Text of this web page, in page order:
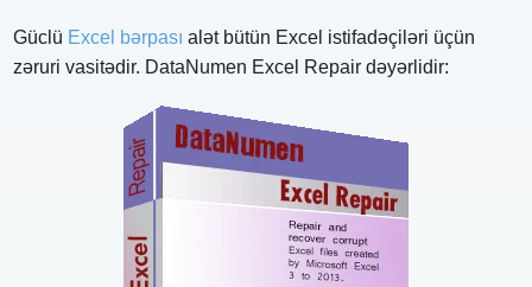
Güclü Excel bərpası alət bütün Excel istifadəçiləri üçün
zəruri vasitədir. DataNumen Excel Repair dəyərlidir: